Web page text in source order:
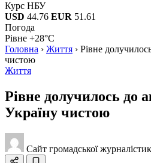
Курс НБУ
USD 44.76 EUR 51.61
Погода
Рівне +28°C
Головна › Життя › Рівне
чистою
Життя
Рівне долучилось до
Україну чистою
Сайт громадської